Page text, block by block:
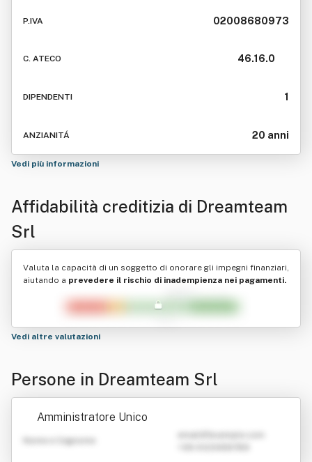
P.IVA 02008680973
C. ATECO 46.16.0
DIPENDENTI 1
ANZIANITÁ 20 anni
Vedi più informazioni
Affidabilità creditizia di Dreamteam
Srl
Valuta la capacità di un soggetto di onorare gli impegni finanziari,
aiutando a prevedere il rischio di inadempienza nei pagamenti.
Vedi altre valutazioni
Persone in Dreamteam Srl
Amministratore Unico
Nome e Cognome